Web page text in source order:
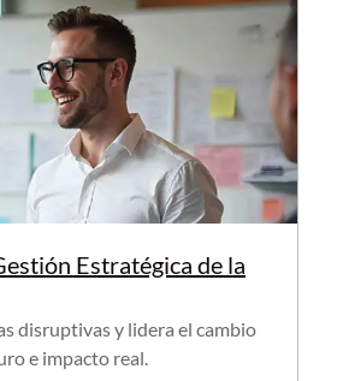
Estratégica de la
disruptivas y lidera el cambio
e impacto real.